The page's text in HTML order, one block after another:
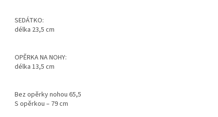
SEDÁTKO:
délka 23,5 cm
OPĚRKA NA NOHY:
délka 13,5 cm
Bez opěrky nohou 65,5
S opěrkou – 79 cm